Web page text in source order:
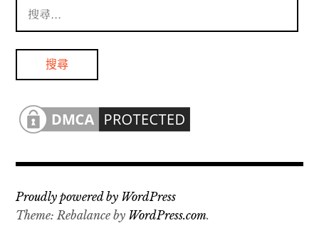
字:
Proudly powered by WordPress
Theme: Rebalance by WordPress.com.